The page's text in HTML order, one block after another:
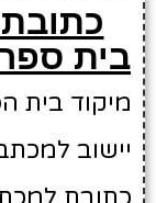
בית
מיקוד בית הספר:
יישוב
כתובת